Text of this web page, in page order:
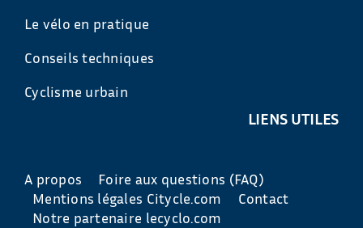
Le vélo en pratique
Conseils techniques
Cyclisme urbain
LIENS UTILES
A propos
Foire aux questions (FAQ)
Mentions légales Citycle.com
Contact
Notre partenaire lecyclo.com